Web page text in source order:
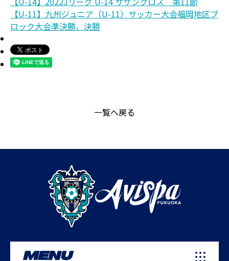
【U-11】九州ジュニア（U-11）サッカー大会福岡地区ブ
ロック大会準決勝、決勝
一覧へ戻る
MENU